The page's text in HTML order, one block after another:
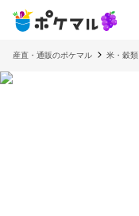
産直・通販のポケマル 米・穀類